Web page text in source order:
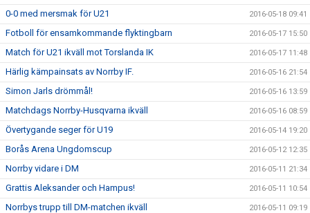
0-0 med mersmak för U21 2016-05-18 09:41
Fotboll för ensamkommande flyktingbarn 2016-05-17 15:50
Match för U21 ikväll mot Torslanda IK 2016-05-17 11:48
Härlig kämpainsats av Norrby IF. 2016-05-16 21:54
Simon Jarls drömmål! 2016-05-16 13:59
Matchdags Norrby-Husqvarna ikväll 2016-05-16 08:59
Övertygande seger för U19 2016-05-14 19:20
Borås Arena Ungdomscup 2016-05-12 12:35
Norrby vidare i DM 2016-05-11 21:34
Grattis Aleksander och Hampus! 2016-05-11 10:54
Norrbys trupp till DM-matchen ikväll 2016-05-11 09:19